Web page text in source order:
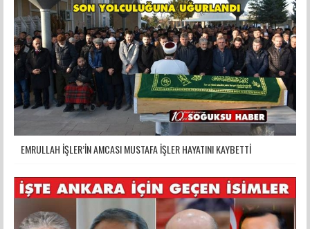
EMRULLAH İŞLER’İN AMCASI MUSTAFA İŞLER HAYATINI KAYBETTİ